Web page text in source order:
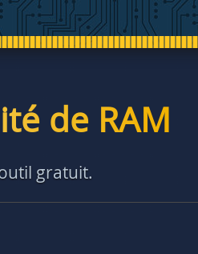
de RAM
gratuit.